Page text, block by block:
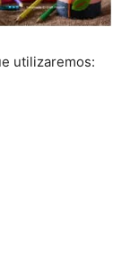
utilizaremos: